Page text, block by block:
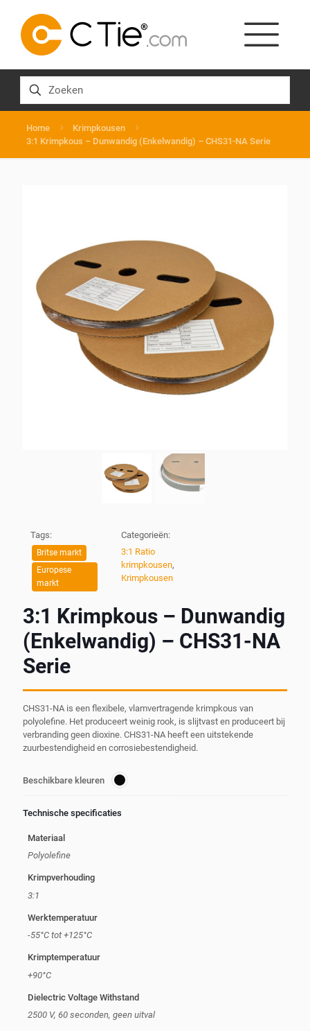
Home
Krimpkousen
3:1 Krimpkous – Dunwandig (Enkelwandig) – CHS31-NA Serie
Tags:
Britse markt
Europese
markt
Categorieën:
3:1 Ratio
krimpkousen,
Krimpkousen
3:1 Krimpkous – Dunwandig
(Enkelwandig) – CHS31-NA
Serie
CHS31-NA is een flexibele, vlamvertragende krimpkous van
polyolefine. Het produceert weinig rook, is slijtvast en produceert bij
verbranding geen dioxine. CHS31-NA heeft een uitstekende
zuurbestendigheid en corrosiebestendigheid.
Beschikbare kleuren
Technische specificaties
Materiaal
Polyolefine
Krimpverhouding
3:1
Werktemperatuur
-55°C tot +125°C
Krimptemperatuur
+90°C
Dielectric Voltage Withstand
2500 V, 60 seconden, geen uitval